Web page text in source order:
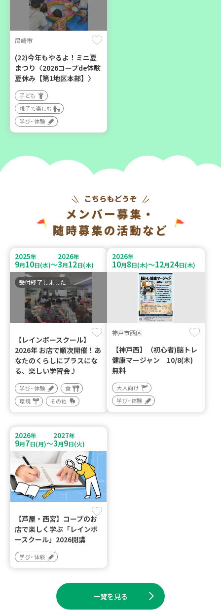
豊岡市
大人の発達障がいを学び、
親子で心を軽くしません
か？
大人向け
尼崎市
(22)今年もやるよ！ミニ夏
まつり〈2026コープde体験
夏休み【第1地区本部】〉
子ども
親子で楽しむ
学び・体験
メンバー募集・
随時募集の活動など
2025年
9月10日(水)～
2026年
3月12日(木)
受付終了しました
【レインボースクール】
2026年 お店で順次開催！あ
なたのくらしにプラスにな
る、楽しい学習会♪
学び・体験
食
環境
その他
2026年
10月8日(木)～12月24日(木)
神戸市西区
【神戸西】（初心者)脳トレ
健康マージャン 10/8(木)
無料
大人向け
学び・体験
2026年
9月7日(月)～
2027年
3月9日(火)
【芦屋・西宮】コープのお
店で楽しく学ぶ「レインボ
ースクール」2026開講
学び・体験
一覧を見る